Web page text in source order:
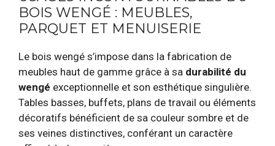
BOIS WENGÉ : MEUBLES,
PARQUET ET MENUISERIE
Le bois wengé s’impose dans la fabrication de
meubles haut de gamme grâce à sa durabilité du
wengé exceptionnelle et son esthétique singulière.
Tables basses, buffets, plans de travail ou éléments
décoratifs bénéficient de sa couleur sombre et de
ses veines distinctives, conférant un caractère